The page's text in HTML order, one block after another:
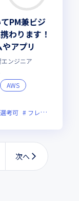
PM兼ビジ
わります！
アプリ
ンジニア
AWS
考可 フレックス制度あり
次へ